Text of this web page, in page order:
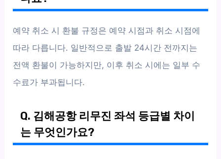
예약 취소 시 환불 규정은 예약 시점과 취소 시점에
따라 다릅니다. 일반적으로 출발 24시간 전까지는
전액 환불이 가능하지만, 이후 취소 시에는 일부 수
수료가 부과됩니다.
Q. 김해공항 리무진 좌석 등급별 차이
는 무엇인가요?